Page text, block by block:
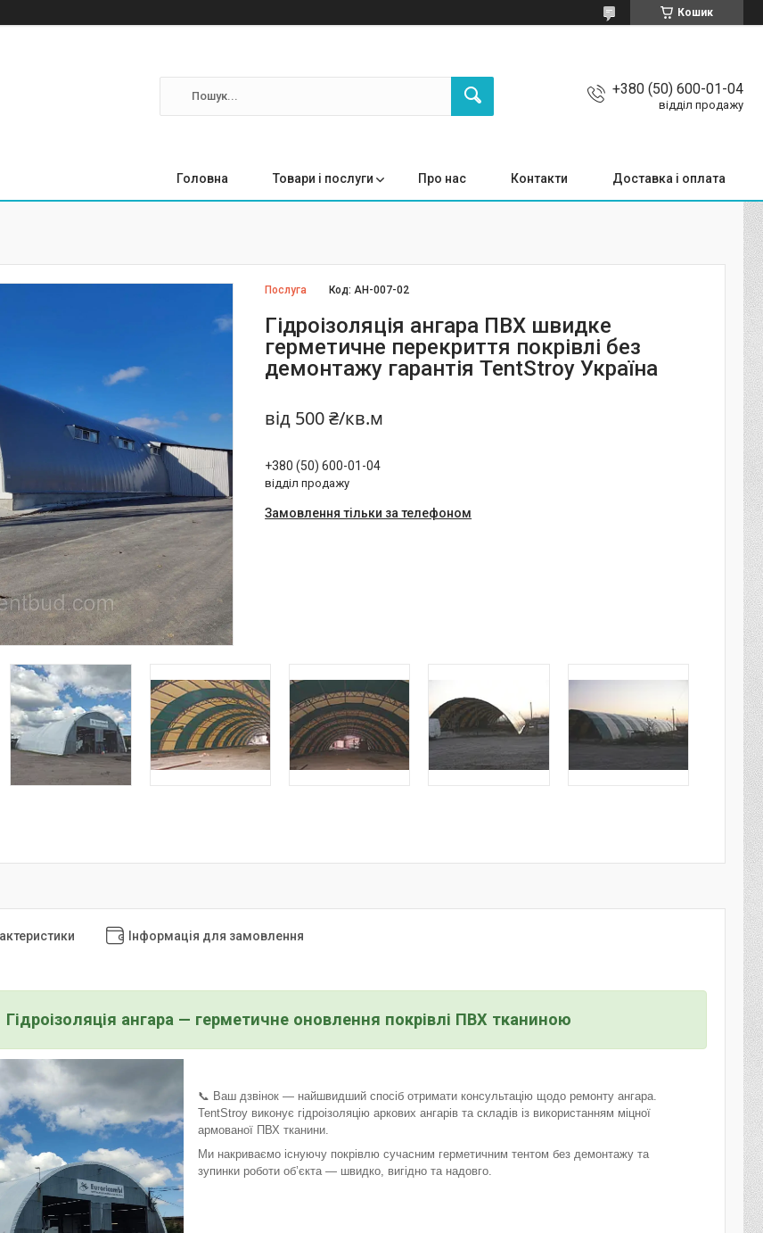
Кошик
+380 (50) 600-01-04
відділ продажу
Головна Товари і послуги Про нас Контакти Доставка і оплата
Послуга Код:АН-007-02
Гідроізоляція ангара ПВХ швидке
герметичне перекриття покрівлі без
демонтажу гарантія TentStroy Україна
від 500 ₴/кв.м
+380 (50) 600-01-04
відділ продажу
Замовлення тільки за телефоном
Інформація для замовлення
Гідроізоляція ангара — герметичне оновлення покрівлі ПВХ тканиною
📞 Ваш дзвінок — найшвидший спосіб отримати консультацію щодо ремонту ангара.
TentStroy виконує гідроізоляцію аркових ангарів та складів із використанням міцної
армованої ПВХ тканини.
Ми накриваємо існуючу покрівлю сучасним герметичним тентом без демонтажу та
зупинки роботи об’єкта — швидко, вигідно та надовго.